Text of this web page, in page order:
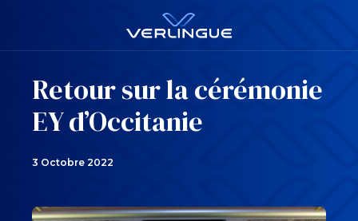
Retour sur la cérémonie
EY d’Occitanie
3 Octobre 2022